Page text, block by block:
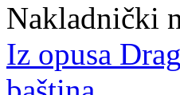
Nakladnički
Iz opusa